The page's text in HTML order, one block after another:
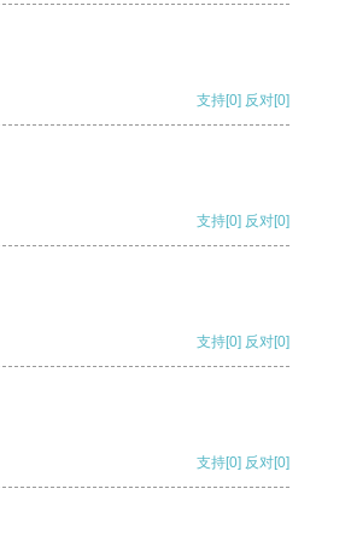
支持[0] 反对[0]
支持[0] 反对[0]
支持[0] 反对[0]
支持[0] 反对[0]